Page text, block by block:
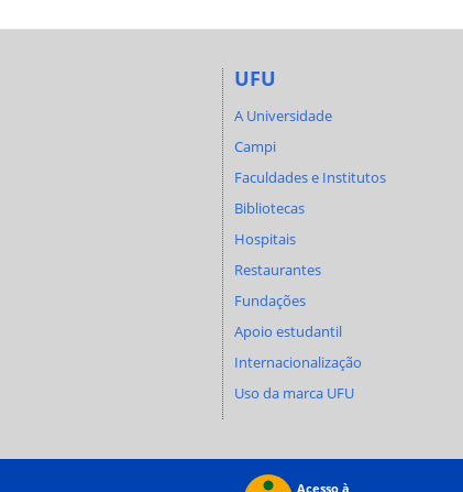
UFU
A Universidade
Campi
Faculdades e Institutos
Bibliotecas
Hospitais
Restaurantes
Fundações
Apoio estudantil
Internacionalização
Uso da marca UFU